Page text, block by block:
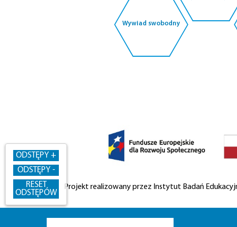
Wywiad swobodny
Projekt realizowany przez Instytut Badań
ODSTĘPY +
ODSTĘPY -
RESET
ODSTĘPÓW